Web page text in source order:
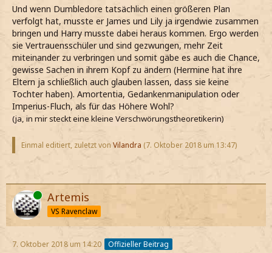
Und wenn Dumbledore tatsächlich einen größeren Plan
verfolgt hat, musste er James und Lily ja irgendwie zusammen
bringen und Harry musste dabei heraus kommen. Ergo werden
sie Vertrauensschüler und sind gezwungen, mehr Zeit
miteinander zu verbringen und somit gäbe es auch die Chance,
gewisse Sachen in ihrem Kopf zu ändern (Hermine hat ihre
Eltern ja schließlich auch glauben lassen, dass sie keine
Tochter haben). Amortentia, Gedankenmanipulation oder
Imperius-Fluch, als für das Höhere Wohl?
(ja, in mir steckt eine kleine Verschwörungstheoretikerin)
Einmal editiert, zuletzt von Vilandra (7. Oktober 2018 um 13:47)
Online Artemis
VS Ravenclaw
7. Oktober 2018 um 14:20 Offizieller Beitrag